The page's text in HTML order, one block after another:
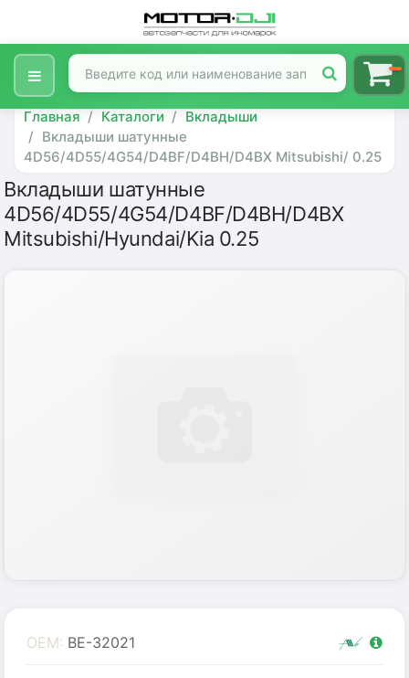
Главная Каталоги
Вкладыши
Вкладыши шатунные
4D56/4D55/4G54/D4BF/D4BH/D4BX Mitsubishi/ 0.25
Вкладыши шатунные
4D56/4D55/4G54/D4BF/D4BH/D4BX
Mitsubishi/Hyundai/Kia 0.25
OEM: BE-32021